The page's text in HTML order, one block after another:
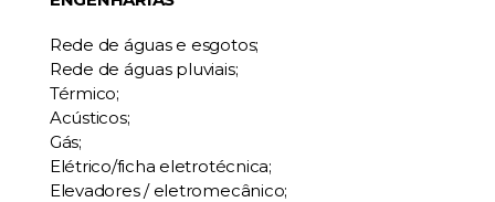
Rede de águas e esgotos;
Rede de águas pluviais;
Térmico;
Acústicos;
Gás;
Elétrico/ficha eletrotécnica;
Elevadores / eletromecânico;